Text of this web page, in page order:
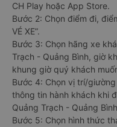
CH Play hoặc App Store.
Bước 2: Chọn điểm đi,
VÉ XE”.
Bước 3: Chọn hãng xe
Trạch - Quảng Bình, giờ
khung giờ quý khách
Bước 4: Chọn vị trí/
thông tin hành khách khi
Quảng Trạch - Quảng Bình
Bước 5: Chọn hình thức